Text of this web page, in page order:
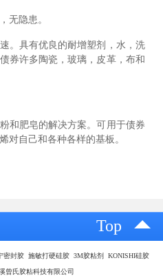
无隐患。
。具有优良的耐增塑剂，水，洗
券许多陶瓷，玻璃，皮革，布和
和肥皂的解决方案。可用于债券
对自己和各种各样的基板。
Top
密封胶 施敏打硬硅胶 3M胶粘剂 KONISHI硅胶
曾氏胶粘科技有限公司